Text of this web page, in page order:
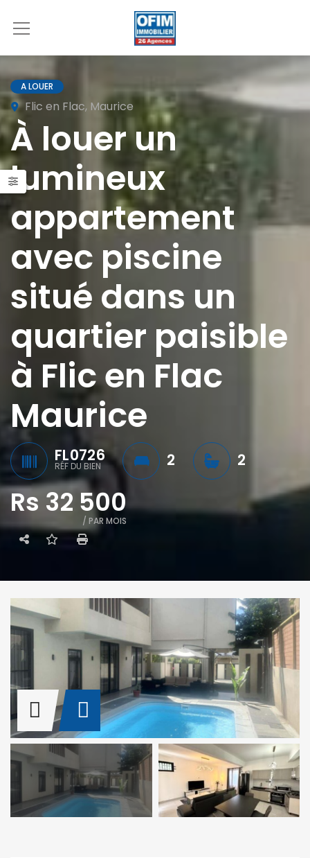
A LOUER
Flic en Flac, Maurice
À louer un
lumineux
appartement
avec piscine
situé dans un
quartier paisible
à Flic en Flac
Maurice
FL0726
RÉF DU BIEN 2 2
Rs 32 500
/ PAR MOIS